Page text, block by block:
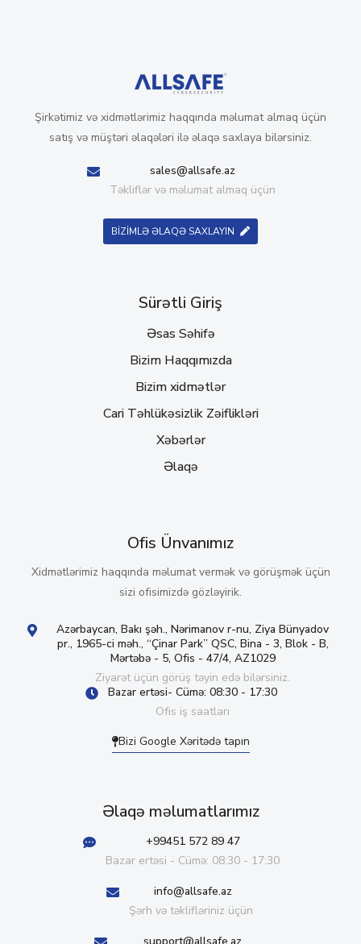
Şirkətimiz və xidmətlərimiz haqqında məlumat almaq üçün
satış və müştəri əlaqələri ilə əlaqə saxlaya bilərsiniz.
sales@allsafe.az
Təkliflər və məlumat almaq üçün
BİZİMLƏ ƏLAQƏ SAXLAYIN
Sürətli Giriş
Əsas Səhifə
Bizim Haqqımızda
Bizim xidmətlər
Cari Təhlükəsizlik Zəiflikləri
Xəbərlər
Əlaqə
Ofis Ünvanımız
Xidmətlərimiz haqqında məlumat vermək və görüşmək üçün
sizi ofisimizdə gözləyirik.
Azərbaycan, Bakı şəh., Nərimanov r-nu, Ziya Bünyadov
pr., 1965-ci məh., “Çinar Park” QSC, Bina - 3, Blok - B,
Mərtəbə - 5, Ofis - 47/4, AZ1029
Ziyarət üçün görüş təyin edə bilərsiniz.
Bazar ertəsi- Cümə: 08:30 - 17:30
Ofis iş saatları
Bizi Google Xəritədə tapın
Əlaqə məlumatlarımız
+99451 572 89 47
Bazar ertəsi - Cümə: 08:30 - 17:30
info@allsafe.az
Şərh və təklifləriniz üçün